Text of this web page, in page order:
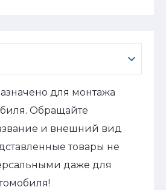
для монтажа
Обращайте
и внешний вид
товары не
даже для